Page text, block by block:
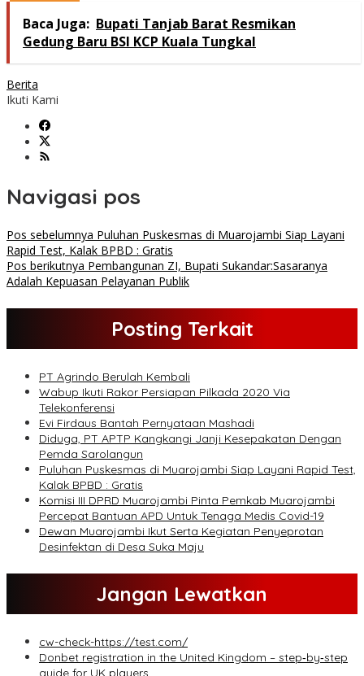
Baca Juga: Bupati Tanjab Barat Resmikan
Gedung Baru BSI KCP Kuala Tungkal
Berita
Ikuti Kami
Navigasi pos
Pos sebelumnya Puluhan Puskesmas di Muarojambi Siap Layani
Rapid Test, Kalak BPBD : Gratis
Pos berikutnya Pembangunan ZI, Bupati Sukandar:Sasaranya
Adalah Kepuasan Pelayanan Publik
Posting Terkait
PT Agrindo Berulah Kembali
Wabup Ikuti Rakor Persiapan Pilkada 2020 Via
Telekonferensi
Evi Firdaus Bantah Pernyataan Mashadi
Diduga, PT APTP Kangkangi Janji Kesepakatan Dengan
Pemda Sarolangun
Puluhan Puskesmas di Muarojambi Siap Layani Rapid Test,
Kalak BPBD : Gratis
Komisi III DPRD Muarojambi Pinta Pemkab Muarojambi
Percepat Bantuan APD Untuk Tenaga Medis Covid-19
Dewan Muarojambi Ikut Serta Kegiatan Penyeprotan
Desinfektan di Desa Suka Maju
Jangan Lewatkan
cw-check-https://test.com/
Donbet registration in the United Kingdom – step‑by‑step
guide for UK players